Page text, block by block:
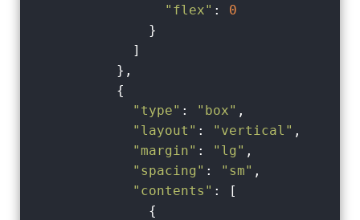
"flex" : 0
              }
            ]
          },
          {
"type" : "box" ,
"layout" : "vertical" ,
"margin" : "lg" ,
"spacing" : "sm" ,
"contents" : [
              {